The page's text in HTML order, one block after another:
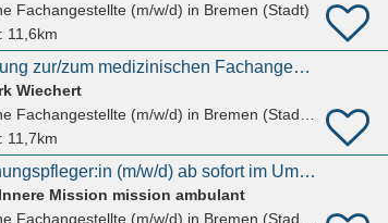
Fachangestellte (m/w/d) in Bremen (Stadt)
11,6km
2. Ausbildung zur/zum medizinischen Fachangestellten (m/w/d)
Wiechert
Fachangestellte (m/w/d) in Bremen (Stadt), Steffensweg
11,7km
Heilerziehungspfleger:in (m/w/d) ab sofort im Umfang von 20-30 Wochenstunden
Mission mission ambulant
Fachangestellte (m/w/d) in Bremen (Stadt), Schwachhausen